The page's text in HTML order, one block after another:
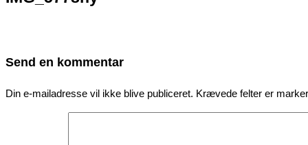
Send en kommentar
Din e-mailadresse vil ikke blive publiceret. Krævede felter er